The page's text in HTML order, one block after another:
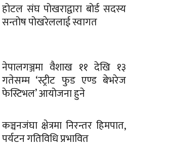
होटल संघ पोखराद्वारा बोर्ड सदस्य
सन्तोष पोखरेललाई स्वागत
नेपालगञ्जमा वैशाख ११ देखि १३
गतेसम्म ‘स्ट्रीट फुड एण्ड बेभरेज
फेस्टिभल’ आयोजना हुने
कञ्चनजंघा क्षेत्रमा निरन्तर हिमपात,
पर्यटन गतिविधि प्रभावित